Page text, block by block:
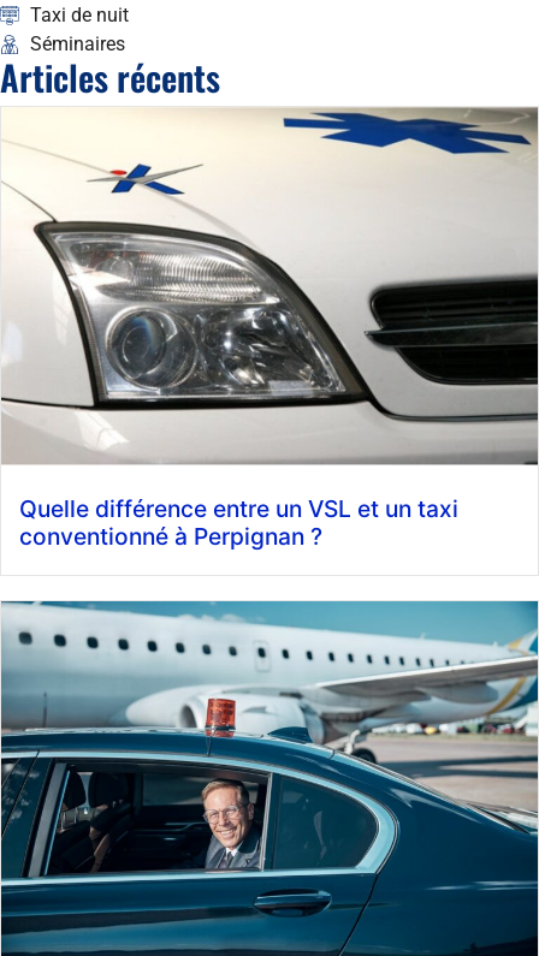
Taxi de nuit
Séminaires
Articles récents
Quelle différence entre un VSL et un taxi
conventionné à Perpignan ?